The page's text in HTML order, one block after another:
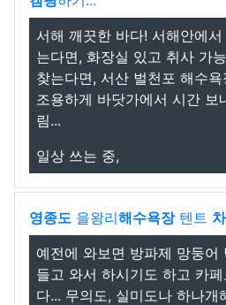
서해 깨끗한 바다! 서해안에
는다면, 화장실 있고 취사 가
찾는다면, 서산 벌천포 해수
조용하게 바닷가에서 시간 보
림...
일상 쓰는 중,
영종도 을왕리해수욕장텐트
예전에 와보면 방파제 망둥어
들고 와서 하시기도 하고 카
다... 무의도, 실미도나 하나개